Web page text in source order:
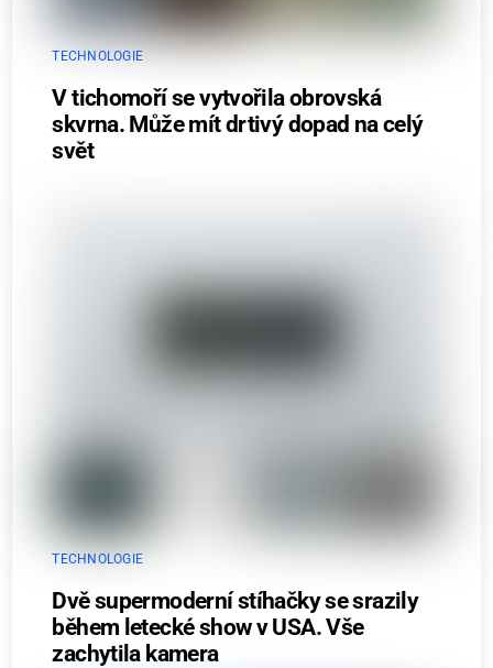
TECHNOLOGIE
V tichomoří se vytvořila obrovská
skvrna. Může mít drtivý dopad na celý
svět
TECHNOLOGIE
Dvě supermoderní stíhačky se srazily
během letecké show v USA. Vše
zachytila kamera